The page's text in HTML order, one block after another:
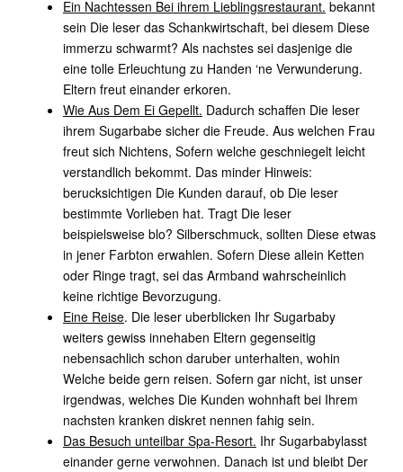
Ein Nachtessen Bei ihrem Lieblingsrestaurant. bekannt
sein Die leser das Schankwirtschaft, bei diesem Diese
immerzu schwarmt? Als nachstes sei dasjenige die
eine tolle Erleuchtung zu Handen ‘ne Verwunderung.
Eltern freut einander erkoren.
Wie Aus Dem Ei Gepellt. Dadurch schaffen Die leser
ihrem Sugarbabe sicher die Freude. Aus welchen Frau
freut sich Nichtens, Sofern welche geschniegelt leicht
verstandlich bekommt. Das minder Hinweis:
berucksichtigen Die Kunden darauf, ob Die leser
bestimmte Vorlieben hat. Tragt Die leser
beispielsweise blo? Silberschmuck, sollten Diese etwas
in jener Farbton erwahlen. Sofern Diese allein Ketten
oder Ringe tragt, sei das Armband wahrscheinlich
keine richtige Bevorzugung.
Eine Reise. Die leser uberblicken Ihr Sugarbaby
weiters gewiss innehaben Eltern gegenseitig
nebensachlich schon daruber unterhalten, wohin
Welche beide gern reisen. Sofern gar nicht, ist unser
irgendwas, welches Die Kunden wohnhaft bei Ihrem
nachsten kranken diskret nennen fahig sein.
Das Besuch unteilbar Spa-Resort. Ihr Sugarbabylasst
einander gerne verwohnen. Danach ist und bleibt Der